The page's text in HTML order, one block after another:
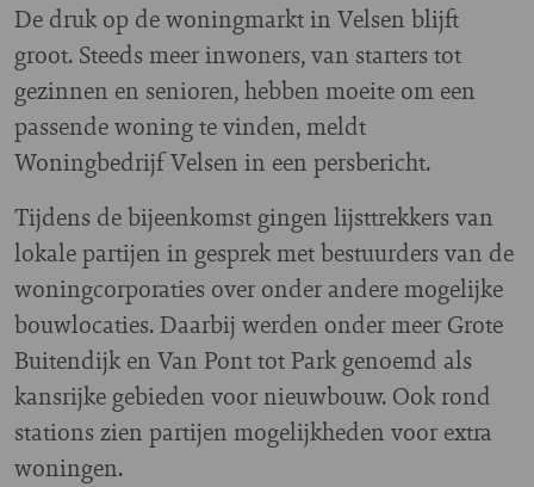
De druk op de woningmarkt in Velsen blijft
groot. Steeds meer inwoners, van starters tot
gezinnen en senioren, hebben moeite om een
passende woning te vinden, meldt
Woningbedrijf Velsen in een persbericht.
Tijdens de bijeenkomst gingen lijsttrekkers van
lokale partijen in gesprek met bestuurders van de
woningcorporaties over onder andere mogelijke
bouwlocaties. Daarbij werden onder meer Grote
Buitendijk en Van Pont tot Park genoemd als
kansrijke gebieden voor nieuwbouw. Ook rond
stations zien partijen mogelijkheden voor extra
woningen.